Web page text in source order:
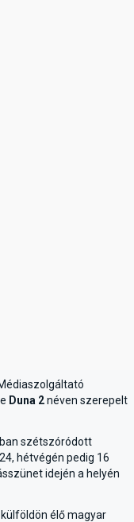
Duna 2néven szerepelt
szétszóródott
hétvégén pedig 16
idején a helyén
élő magyar